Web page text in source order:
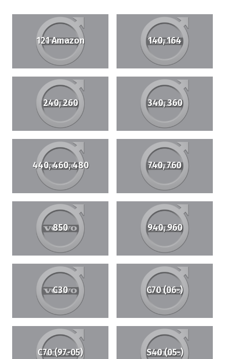
121 Amazon 140, 164
240, 260 340, 360
440, 460, 480 740, 760
850 940, 960
C30 C70 (06-)
C70 (97-05) S40 (05-)